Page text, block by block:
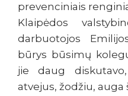
prevenciniais
Klaipėdos
darbuotojos
būrys būsimų
jie daug
atvejus, žodžiu, auga